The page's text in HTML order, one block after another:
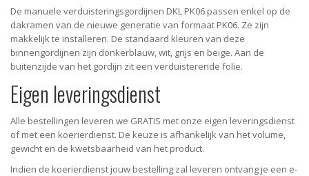
De manuele verduisteringsgordijnen DKL PK06 passen enkel op de
dakramen van de nieuwe generatie van formaat PK06. Ze zijn
makkelijk te installeren. De standaard kleuren van deze
binnengordijnen zijn donkerblauw, wit, grijs en beige. Aan de
buitenzijde van het gordijn zit een verduisterende folie.
Eigen leveringsdienst
Alle bestellingen leveren we GRATIS met onze eigen leveringsdienst
of met een koerierdienst. De keuze is afhankelijk van het volume,
gewicht en de kwetsbaarheid van het product.
Indien de koerierdienst jouw bestelling zal leveren ontvang je een e-